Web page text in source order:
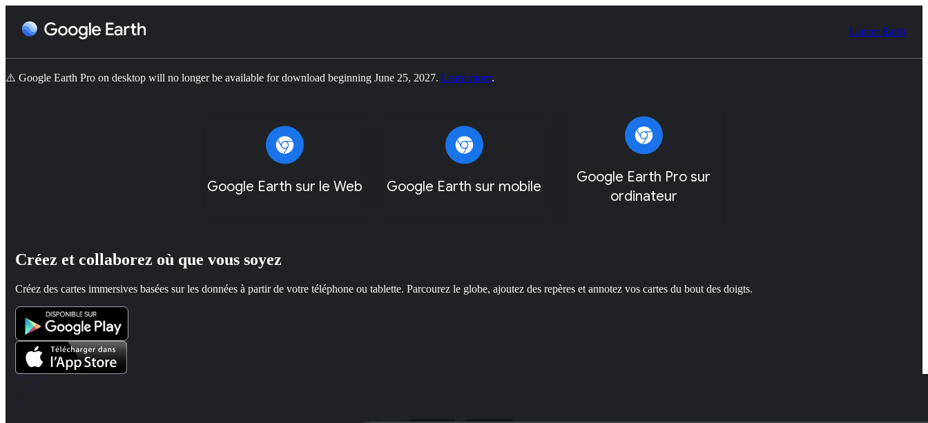
Lancer Earth
⚠️ Google Earth Pro on desktop will no longer be available for download beginning June 25, 2027. Learn more.
Google Earth sur le Web Google Earth sur mobile
Google Earth Pro sur
ordinateur
Créez et collaborez où que vous soyez
Créez des cartes immersives basées sur les données à partir de votre téléphone ou tablette. Parcourez le globe, ajoutez des repères et annotez vos cartes du bout des doigts.